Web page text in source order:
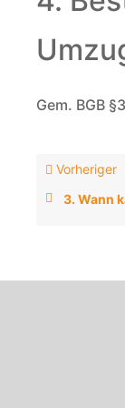
Gem. BGB
Vorheriger
3. Wann